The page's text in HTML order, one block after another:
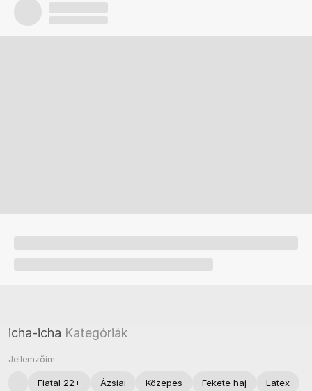
icha-icha Kategóriák
Jellemzőim:
Fiatal 22+ Ázsiai Közepes Fekete haj
Latex